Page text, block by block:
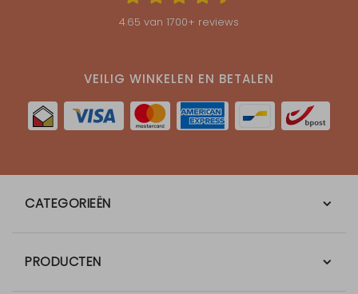
4.65 van 1700+ reviews
VEILIG WINKELEN EN BETALEN
CATEGORIEËN
PRODUCTEN